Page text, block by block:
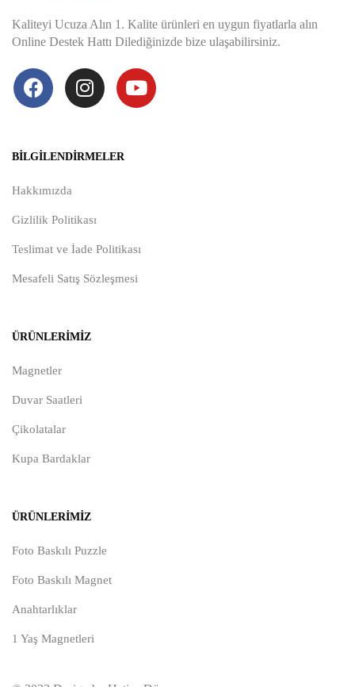
Kaliteyi Ucuza Alın 1. Kalite ürünleri en uygun fiyatlarla alın
Online Destek Hattı Dilediğinizde bize ulaşabilirsiniz.
BILGILENDIRMELER
Hakkımızda
Gizlilik Politikası
Teslimat ve İade Politikası
Mesafeli Satış Sözleşmesi
ÜRÜNLERIMIZ
Magnetler
Duvar Saatleri
Çikolatalar
Kupa Bardaklar
ÜRÜNLERIMIZ
Foto Baskılı Puzzle
Foto Baskılı Magnet
Anahtarlıklar
1 Yaş Magnetleri